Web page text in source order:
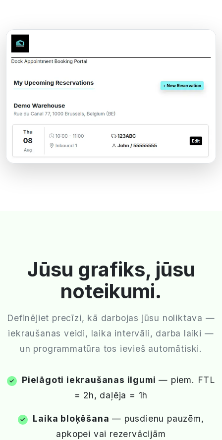
Jūsu grafiks, jūsu
noteikumi.
Definējiet precīzi, kā darbojas jūsu noliktava —
iekraušanas veidi, laika intervāli, darba laiki —
un programmatūra tos ievieš automātiski.
Pielāgoti iekraušanas ilgumi — piem. FTL
= 2h, daļēja = 1h
Laika bloķēšana — pusdienu pauzēm,
apkopei vai rezervācijām